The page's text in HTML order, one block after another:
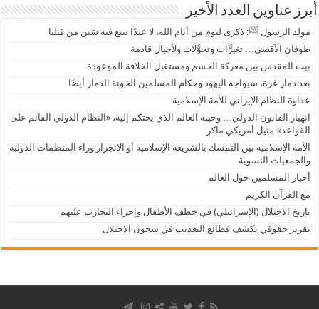
أبرز عناوين العدد الأخير
مولد الرسول ﷺ: ذكرى ليوم من أيام الله، لا عيدًا نتبع فيه سَنن من قبلنا
طوفان الأقصى… تغيرُّات وتحوُّلات ولأجيال قادمة
بيت المقدس بين معركة الحسم ومستقبل الخلافة الموعودة
بعد دمار غزة، سيواجه اليهود وحكام المسلمين الخونة الدمار أيضًا
عداوة النظام الإيراني للأمة الإسلامية
انهيار القانون الدولي… وخيبة العالم الذي يحتكم إليه، «النظام الدولي القائم على
القواعد» مثيل أمريكي ماكر
الأمة الإسلامية بين التمسك بالشريعة الإسلامية أو الانجرار وراء المنظمات الدولية
والجمعيات النسوية
أخبار المسلمين حول العالم
مع القرآن الكريم
تاريخ الاحتلال (الإسرائيلي) في خطف الأطفال وإجراء التجارب عليهم
تقرير حقوقي يكشف فظائع التعذيب في سجون الاحتلال